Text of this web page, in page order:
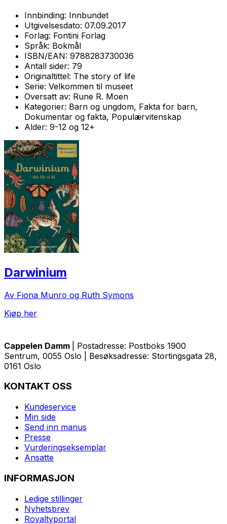
Innbinding: Innbundet
Utgivelsesdato: 07.09.2017
Forlag: Fontini Forlag
Språk: Bokmål
ISBN/EAN: 9788283730036
Antall sider: 79
Originaltittel: The story of life
Serie: Velkommen til museet
Oversatt av: Rune R. Moen
Kategorier: Barn og ungdom, Fakta for barn,
Dokumentar og fakta, Populærvitenskap
Alder: 9-12 og 12+
Darwinium
Av Fiona Munro og Ruth Symons
Kjøp her
Cappelen Damm
| Postadresse: Postboks 1900
Sentrum, 0055 Oslo | Besøksadresse: Stortingsgata 28,
0161 Oslo
KONTAKT OSS
Kundeservice
Min side
Send inn manus
Presse
Vurderingseksemplar
Ansatte
INFORMASJON
Ledige stillinger
Nyhetsbrev
Royaltyportal